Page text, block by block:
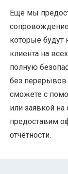
Ещё мы
которые будут
клиента на
полную
без перерывов
сможете с
или заявкой
предоставим
отчётности.